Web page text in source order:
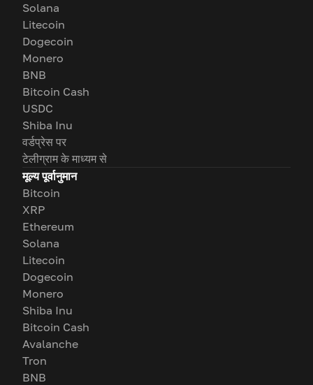
Solana
Litecoin
Dogecoin
Monero
BNB
Bitcoin Cash
USDC
Shiba Inu
वर्डप्रेस पर
टेलीग्राम के माध्यम से
मूल्य पूर्वानुमान
Bitcoin
XRP
Ethereum
Solana
Litecoin
Dogecoin
Monero
Shiba Inu
Bitcoin Cash
Avalanche
Tron
BNB